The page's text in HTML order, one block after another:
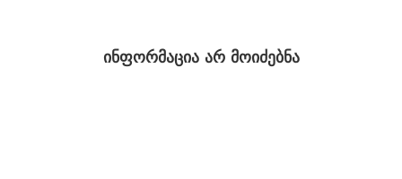
ინფორმაცია არ მოიძებნა